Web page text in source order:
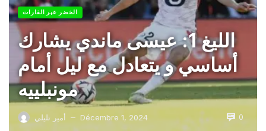
الخضر عبر القارات
الليغ 1: عيسى ماندي يشارك
أساسي و يتعادل مع ليل أمام
مونبلييه
أمير تليلي — Décembre 1, 2024 0